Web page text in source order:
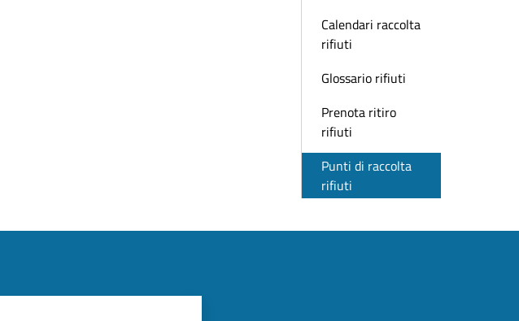
Calendari raccolta
rifiuti
Glossario rifiuti
Prenota ritiro
rifiuti
Punti di raccolta
rifiuti